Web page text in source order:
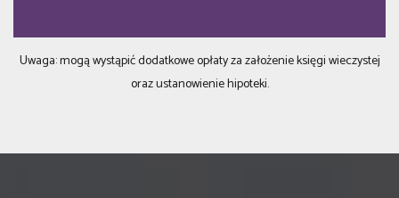
Uwaga: mogą wystąpić dodatkowe opłaty za założenie księgi wieczystej
oraz ustanowienie hipoteki.